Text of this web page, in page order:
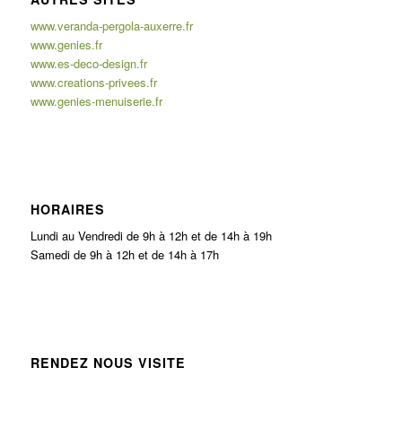
www.veranda-pergola-auxerre.fr
www.genies.fr
www.es-deco-design.fr
www.creations-privees.fr
www.genies-menuiserie.fr
HORAIRES
Lundi au Vendredi de 9h à 12h et de 14h à 19h
Samedi de 9h à 12h et de 14h à 17h
RENDEZ NOUS VISITE